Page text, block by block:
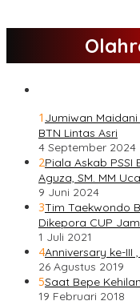
1 Jumiwan
BTN Lintas Asri
4 September 2024
2Piala Askab PSSI
Aguza, SM. MM
9 Juni 2024
3Tim Taekwondo
Dikepora CUP
1 Juli 2021
4Anniversary ke-III
26 Agustus 2019
5Saat Bepe
19 Februari 2018